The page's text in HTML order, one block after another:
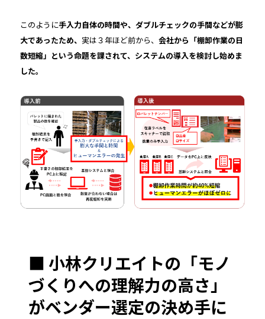
このように手入力自体の時間や、ダブルチェックの手間などが膨
大であったため、 実は３年ほど前から、 会社から「棚卸作業の日
数短縮」という命題を課されて、システムの導入を検討し始めま
した。
■ 小林クリエイトの「モノ
づくりへの理解力の高さ」
がベンダー選定の決め手に